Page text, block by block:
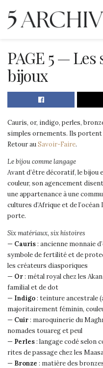
PAGE 5 — Les
bijoux
Cauris, or, indigo, perles,
simples ornements. Ils portent
Retour auSavoir-Faire.
Le bijou comme langage
Avant d’être décoratif, le bijou
couleur, son agencement
une appartenance à une
cultures d’Afrique et de
porte.
Six matériaux, six histoires
— Cauris: ancienne monnaie
symbole de fertilité et de
les créateurs diasporiques
— Or: métal royal chez les
familial et de dot
— Indigo: teinture ancestrale
majoritairement féminin,
— Cuir: maroquinerie du
nomades touareg et peul
— Perles: langage codé selon
rites de passage chez les
— Bronze : matière des